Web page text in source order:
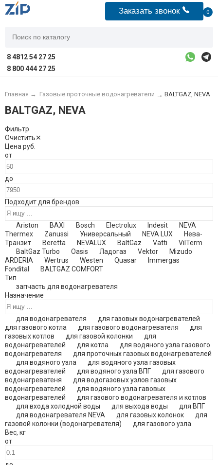
Заказать звонок 0
8 4812 54 27 25
8 800 444 27 25
Главная → Газовые проточные водонагреватели → BALTGAZ, NEVA
BALTGAZ, NEVA
Фильтр
Очистить✕
Цена руб.
от
до
Подходит для брендов
Ariston BAXI Bosch Electrolux Indesit
NEVA
Thermex
Zanussi Универсальный NEVA LUX
Нева-
Транзит
Beretta NEVALUX BaltGaz Vatti
VilTerm
BaltGaz Turbo
Oasis Ладогаз Vektor
Mizudo
ARDERIA
Wertrus Westen Quasar
Immergas
Fondital
BALTGAZ COMFORT
Тип
запчасть для водонагревателя
Назначение
для водонагревателя
для газовых водонагревателей
для газового котла
для газового водонагревателя
для
газовых котлов
для газовой колонки
для
водонагревателей
для котла
для водяного узла газового
водонагревателя
для проточных газовых водонагревателей
для водяного узла
для водяного узла газовых
водонагревателей
для водяного узла ВПГ
для газового
водонагреватеня
для водогазовых узлов газовых
водонагревателей
для водяного узла гавовых
водонагревателей
для газового водонагревателя и котлов
для входа холодной воды
для выхода воды
для ВПГ
для водонагревателя NEVA
для газовых колонок
для
газовой колонки (водонагревателя)
для газового узла
Вес, кг
от